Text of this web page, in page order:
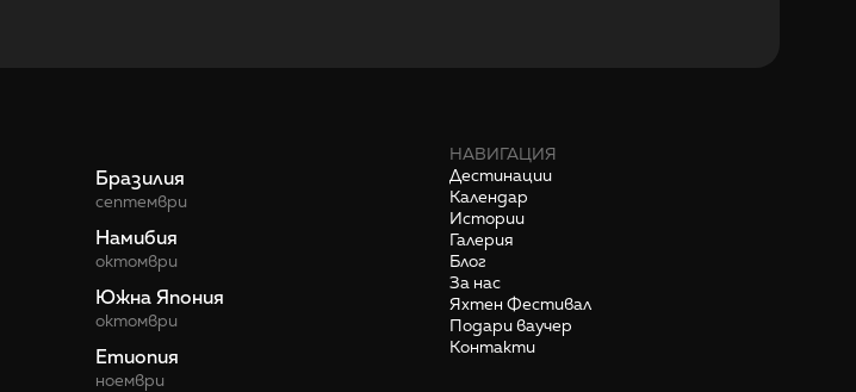
Бразилия
септември
Намибия
октомври
Южна Япония
октомври
Етиопия
ноември
НАВИГАЦИЯ
Дестинации
Календар
Истории
Галерия
Блог
За нас
Яхтен Фестивал
Подари ваучер
Контакти